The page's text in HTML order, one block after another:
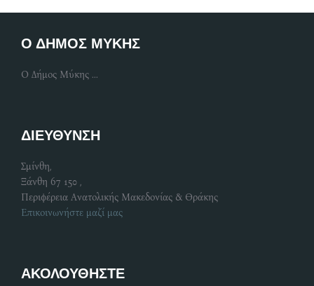
Ο ΔΗΜΟΣ ΜΥΚΗΣ
Ο Δήμος Μύκης ...
ΔΙΕΥΘΥΝΣΗ
Σμίνθη,
Ξάνθη 67 150 ,
Περιφέρεια Ανατολικής Μακεδονίας & Θράκης
Επικοινωνήστε μαζί μας
ΑΚΟΛΟΥΘΗΣΤΕ